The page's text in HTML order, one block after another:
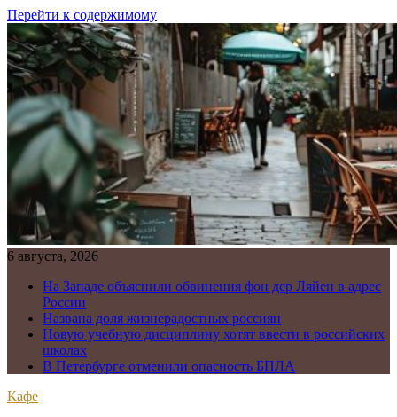
Перейти к содержимому
6 августа, 2026
На Западе объяснили обвинения фон дер Ляйен в адрес
России
Названа доля жизнерадостных россиян
Новую учебную дисциплину хотят ввести в российских
школах
В Петербурге отменили опасность БПЛА
Кафе